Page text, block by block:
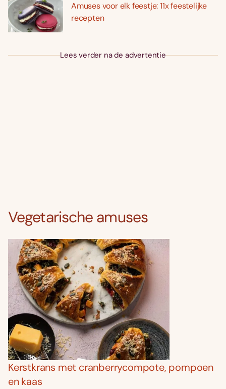
Amuses voor elk feestje: 11x feestelijke
recepten
Lees verder na de advertentie
Vegetarische amuses
Kerstkrans met cranberrycompote, pompoen
en kaas